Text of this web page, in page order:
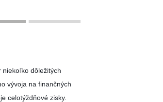
niekoľko dôležitých
vývoja na finančných
celotýždňové zisky.